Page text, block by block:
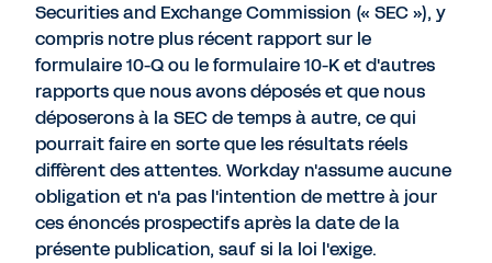
Securities and Exchange Commission (« SEC »), y
compris notre plus récent rapport sur le
formulaire 10-Q ou le formulaire 10-K et d'autres
rapports que nous avons déposés et que nous
déposerons à la SEC de temps à autre, ce qui
pourrait faire en sorte que les résultats réels
diffèrent des attentes. Workday n'assume aucune
obligation et n'a pas l'intention de mettre à jour
ces énoncés prospectifs après la date de la
présente publication, sauf si la loi l'exige.